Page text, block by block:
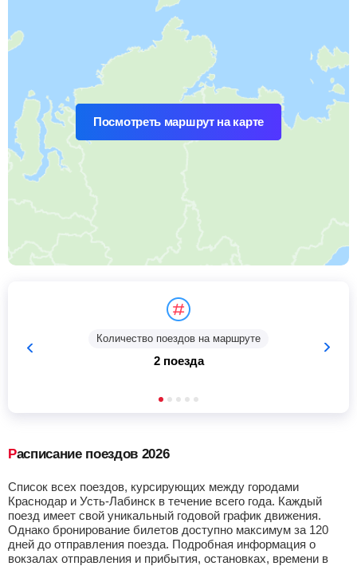
Посмотреть маршрут на карте
Количество поездов на маршруте
2 поезда
Расписание поездов 2026
Список всех поездов, курсирующих между городами
Краснодар и Усть-Лабинск в течение всего года. Каждый
поезд имеет свой уникальный годовой график движения.
Однако бронирование билетов доступно максимум за 120
дней до отправления поезда. Подробная информация о
вокзалах отправления и прибытия, остановках, времени в